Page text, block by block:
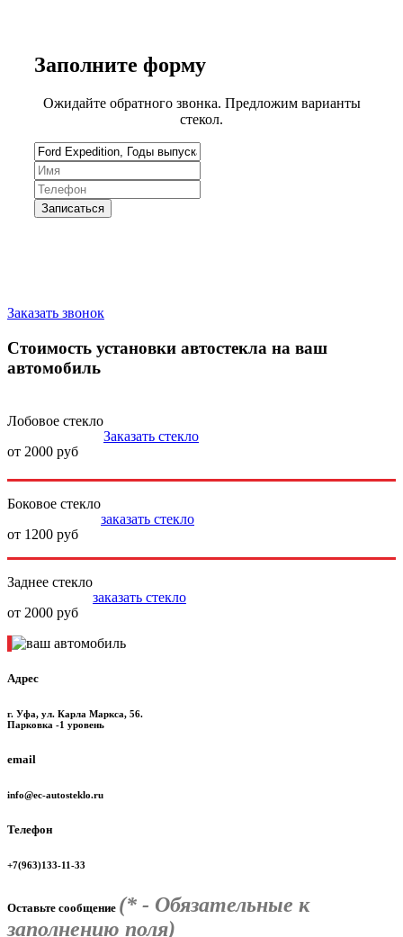
Заполните форму
Ожидайте обратного звонка. Предложим варианты
стекол.
Заказать звонок
Стоимость установки автостекла на ваш
автомобиль
Лобовое стекло
от 2000 руб
Заказать стекло
Боковое стекло
от 1200 руб
заказать стекло
Заднее стекло
от 2000 руб
заказать стекло
Адрес
г. Уфа, ул. Карла Маркса, 56.
Парковка -1 уровень
email
info@ec-autosteklo.ru
Телефон
+7(963)133-11-33
Оставьте сообщение (* - Обязательные к
заполнению поля)